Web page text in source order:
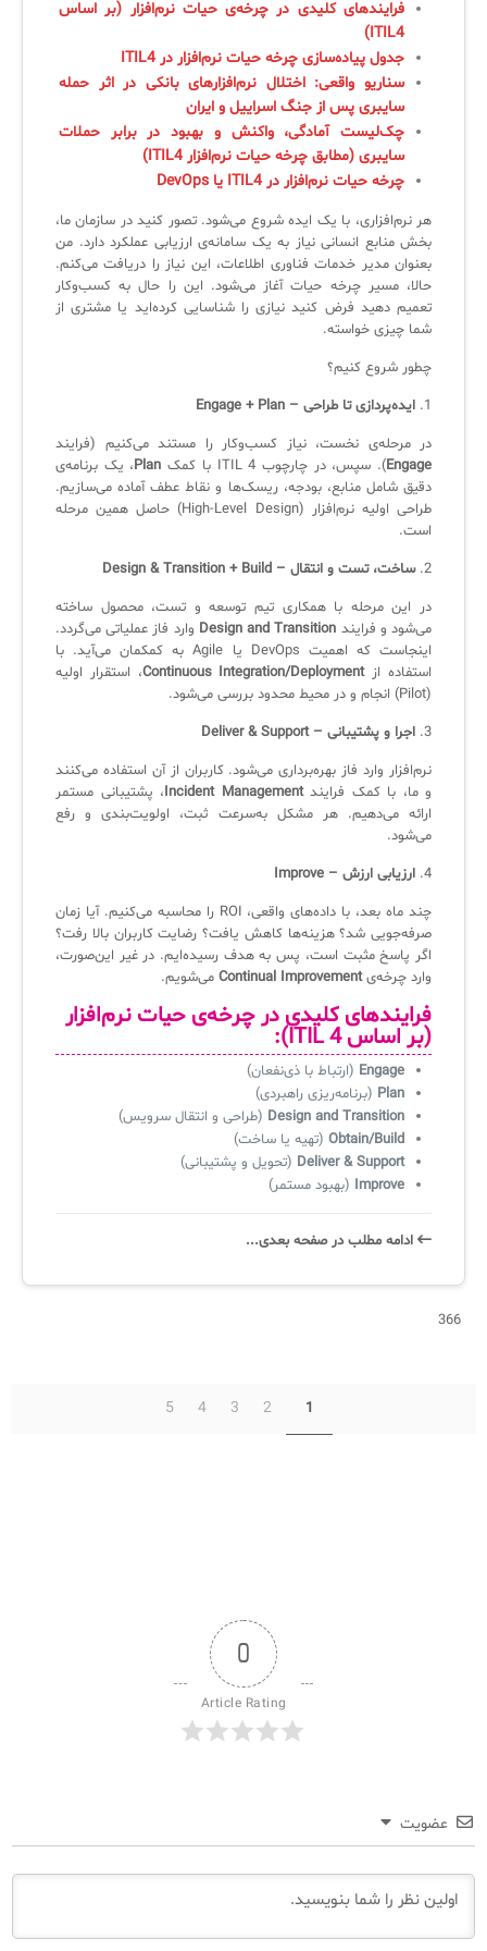
فرایندهای کلیدی در چرخه‌ی حیات نرم‌افزار (بر اساس
ITIL4)
جدول پیاده‌سازی چرخه حیات نرم‌افزار در ITIL4
سناریو واقعی: اختلال نرم‌افزارهای بانکی در اثر حمله
سایبری پس از جنگ اسراییل و ایران
چک‌لیست آمادگی، واکنش و بهبود در برابر حملات
سایبری (مطابق چرخه حیات نرم‌افزار ITIL4)
چرخه حیات نرم‌افزار در ITIL4 یا DevOps
هر نرم‌افزاری، با یک ایده شروع می‌شود. تصور کنید در سازمان ما،
بخش منابع انسانی نیاز به یک سامانه‌ی ارزیابی عملکرد دارد. من
بعنوان مدیر خدمات فناوری اطلاعات، این نیاز را دریافت می‌کنم.
حالا، مسیر چرخه حیات آغاز می‌شود. این را حال به کسب‌وکار
تعمیم دهید فرض کنید نیازی را شناسایی کرده‌اید یا مشتری از
شما چیزی خواسته.
چطور شروع کنیم؟
1. ایده‌پردازی تا طراحی – Engage + Plan
در مرحله‌ی نخست، نیاز کسب‌وکار را مستند می‌کنیم (فرایند
Engage). سپس، در چارچوب ITIL 4 با کمک Plan، یک برنامه‌ی
دقیق شامل منابع، بودجه، ریسک‌ها و نقاط عطف آماده می‌سازیم.
طراحی اولیه نرم‌افزار (High-Level Design) حاصل همین مرحله
است.
2. ساخت، تست و انتقال – Design & Transition + Build
در این مرحله با همکاری تیم توسعه و تست، محصول ساخته
می‌شود و فرایند Design and Transition وارد فاز عملیاتی می‌گردد.
اینجاست که اهمیت DevOps یا Agile به کمکمان می‌آید. با
استفاده ازContinuous Integration/Deployment، استقرار اولیه
(Pilot) انجام و در محیط محدود بررسی می‌شود.
3. اجرا و پشتیبانی – Deliver & Support
نرم‌افزار وارد فاز بهره‌برداری می‌شود. کاربران از آن استفاده می‌کنند
و ما، با کمک فرایندIncident Management، پشتیبانی مستمر
ارائه می‌دهیم. هر مشکل به‌سرعت ثبت، اولویت‌بندی و رفع
می‌شود.
4. ارزیابی ارزش – Improve
چند ماه بعد، با داده‌های واقعی، ROI را محاسبه می‌کنیم. آیا زمان
صرفه‌جویی شد؟ هزینه‌ها کاهش یافت؟ رضایت کاربران بالا رفت؟
اگر پاسخ مثبت است، پس به هدف رسیده‌ایم. در غیر این‌صورت،
وارد چرخه‌یContinual Improvement می‌شویم.
فرایندهای کلیدی در چرخه‌ی حیات نرم‌افزار
(بر اساس ITIL 4):
Engage (ارتباط با ذی‌نفعان)
Plan (برنامه‌ریزی راهبردی)
Design and Transition (طراحی و انتقال سرویس)
Obtain/Build (تهیه یا ساخت)
Deliver & Support (تحویل و پشتیبانی)
Improve (بهبود مستمر)
ادامه‌ مطلب در صفحه‌ بعدی...
366
1
2
3
4
5
0
Article Rating
عضویت
مدیریت خدمات سازمانی
سرویس دسک پلاس MSP
اندپوینت سنترال [سامانه مدیریت نقاط پایانی]
AD360
◆
سامانه مدیریت امنیت اطلاعات
سامانه مدیریت دارایی‌ها [Asset Explorer]
سامانه مدیریت پشتیبانی مشتریان
◉
ManageEngine Malware Protection Plus
سامانه مدیریت دسترسی ممتاز
سامانه مدیریت و مانیتورینگ شبکه
سامانه آزمون آنلاین
مدیریت خدمات منابع انسانی
CIs Control
مجموعه راهکارهای آیناک
آموزش سیستم مدیریت خدمات فناوری اطلاعات
نکته‌های کلیدی برای مدیر انفورماتیک
آموزش‌ ویدیویی مفاهیم سرویس دسک
ITIL & SDP
◆
آرشیو دانلودهای مدانت
لیست دوره‌ها
مقالات آموزشی